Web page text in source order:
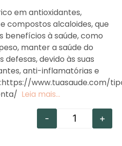
em antioxidantes,
compostos alcaloides, que
benefícios à saúde, como
manter a saúde do
devido às suas
anti-inflamatórias e
www.tuasaude.com/
Leia mais…
- +